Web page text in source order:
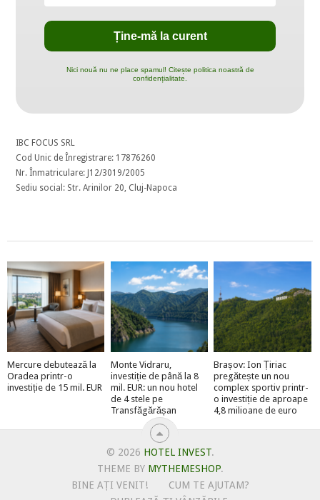
Nici nouă nu ne place spamul! Citește politica noastră de
confidențialitate.
IBC FOCUS SRL
Cod Unic de Înregistrare: 17876260
Nr. Înmatriculare: J12/3019/2005
Sediu social: Str. Arinilor 20, Cluj-Napoca
Mercure debutează la
Oradea printr-o
investiție de 15 mil. EUR
Monte Vidraru,
investiție de până la 8
mil. EUR: un nou hotel
de 4 stele pe
Transfăgărășan
Brașov: Ion Țiriac
pregătește un nou
complex sportiv printr-
o investiție de aproape
4,8 milioane de euro
© 2026 HOTEL INVEST.
THEME BY MYTHEMESHOP.
BINE AȚI VENIT!
CUM TE AJUTAM?